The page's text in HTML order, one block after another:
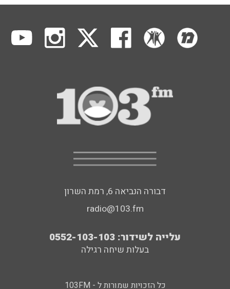
דבורה הנביאה 6, רמת השרון
radio@103.fm
עלייה לשידור: 0552-103-103
בעלות שיחה רגילה
כל הזכויות שמורות ל - 103FM